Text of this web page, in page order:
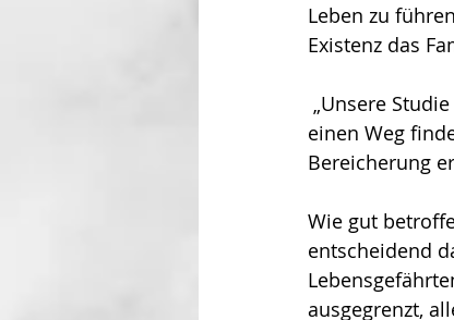
Leben zu
Existenz das
„Unsere
einen Weg
Bereicherung
Wie gut
entscheidend
ausgegrenzt,